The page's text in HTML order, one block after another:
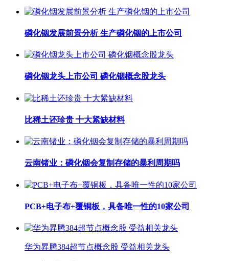
磷化铟发展前景分析 生产磷化铟的上市公司
磷化铟龙头上市公司 磷化铟概念股龙头
比稀土还珍贵 十大紧缺材料
云南锗业：磷化铟会复制存储的暴利周期吗
PCB+电子布+覆铜板，具备唯一性的10家公司
华为昇腾384超节点概念股 受益相关龙头